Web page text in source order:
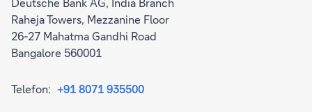
Raheja Towers, Mezzanine Floor
26-27 Mahatma Gandhi Road
Bangalore 560001
Telefon: +91 8071 935500